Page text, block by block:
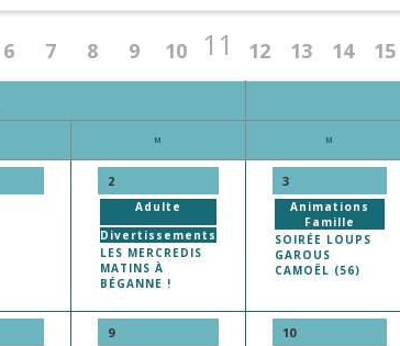
6 7 8 9 10 11 12 13 14 15
M M
2
Adulte
Divertissements
LES MERCREDIS
MATINS À
BÉGANNE !
3
Animations
Famille
SOIRÉE LOUPS
GAROUS
CAMOËL (56)
9 10